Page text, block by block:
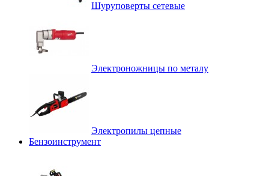
Шуруповерты сетевые
Электроножницы по металу
Электропилы цепные
Бензоинструмент